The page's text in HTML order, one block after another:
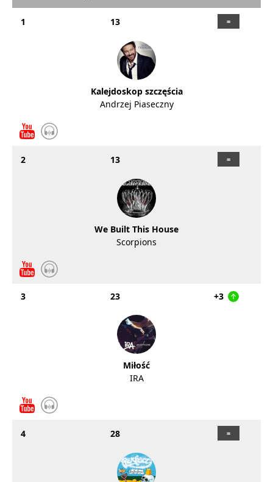
1 13
Kalejdoskop szczęścia
Andrzej Piaseczny
2 13
We Built This House
Scorpions
3 23 +3
Miłość
IRA
4 28